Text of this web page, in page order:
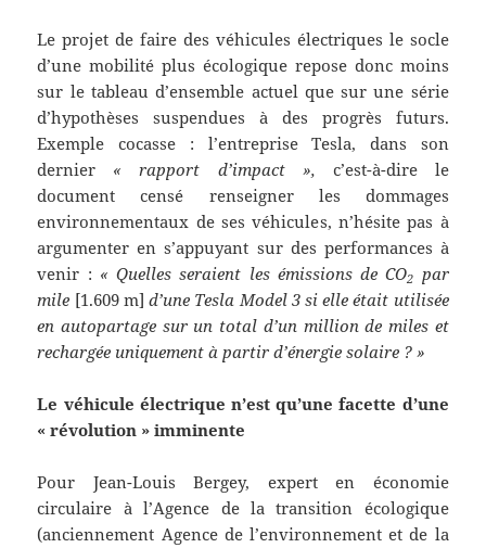
Le projet de faire des véhicules électriques le socle
d’une mobilité plus écologique repose donc moins
sur le tableau d’ensemble actuel que sur une série
d’hypothèses suspendues à des progrès futurs.
Exemple cocasse : l’entreprise Tesla, dans son
dernier « rapport d’impact », c’est-à-dire le
document censé renseigner les dommages
environnementaux de ses véhicules, n’hésite pas à
argumenter en s’appuyant sur des performances à
venir : « Quelles seraient les émissions de CO2 par
mile [1.609 m]d’une Tesla Model 3 si elle était utilisée
en autopartage sur un total d’un million de miles et
rechargée uniquement à partir d’énergie solaire ? »
Le véhicule électrique n’est qu’une facette d’une
« révolution » imminente
Pour Jean-Louis Bergey, expert en économie
circulaire à l’Agence de la transition écologique
(anciennement Agence de l’environnement et de la